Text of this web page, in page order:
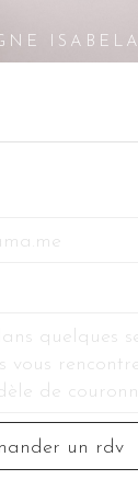
ISABELA